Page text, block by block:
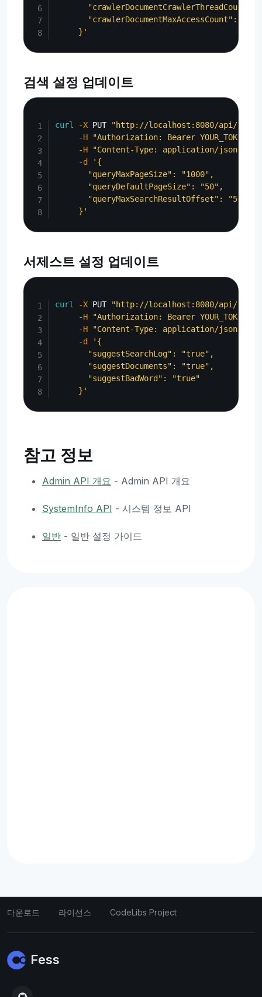
"crawlerDocumentCrawlerThreadCount":
"crawlerDocumentMaxAccessCount":
     }'
검색 설정 업데이트
curl -X PUT "http://localhost:8080/api/
-H
"Authorization: Bearer YOUR_TOKEN"
-H
"Content-Type: application/json"
-d
'{
       "queryMaxPageSize": "1000",
       "queryDefaultPageSize": "50",
       "queryMaxSearchResultOffset": "50000"
     }'
서제스트 설정 업데이트
curl -X PUT "http://localhost:8080/api/
-H
"Authorization: Bearer YOUR_TOKEN"
-H
"Content-Type: application/json"
-d
'{
       "suggestSearchLog": "true",
       "suggestDocuments": "true",
       "suggestBadWord": "true"
     }'
참고 정보
Admin API 개요 - Admin API 개요
SystemInfo API - 시스템 정보 API
일반 - 일반 설정 가이드
다운로드 라이선스 CodeLibs Project
Fess